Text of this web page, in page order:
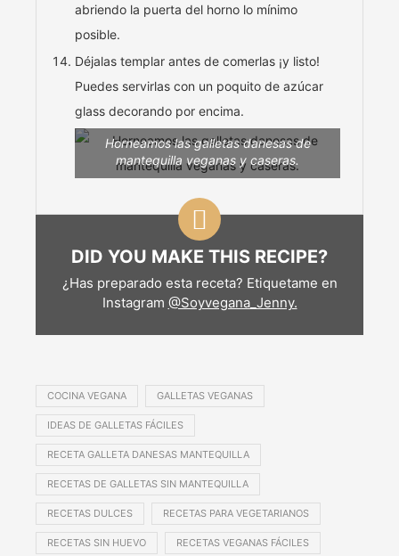
abriendo la puerta del horno lo mínimo
posible.
Déjalas templar antes de comerlas ¡y listo!
Puedes servirlas con un poquito de azúcar
glass decorando por encima.
Horneamos las galletas danesas de
mantequilla veganas y caseras.
DID YOU MAKE THIS RECIPE?
¿Has preparado esta receta? Etiquetame en
Instagram @Soyvegana_Jenny.
COCINA VEGANA GALLETAS VEGANAS
IDEAS DE GALLETAS FÁCILES
RECETA GALLETA DANESAS MANTEQUILLA
RECETAS DE GALLETAS SIN MANTEQUILLA
RECETAS DULCES RECETAS PARA VEGETARIANOS
RECETAS SIN HUEVO RECETAS VEGANAS FÁCILES